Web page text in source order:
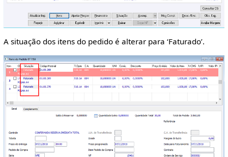
A situação dos itens do pedido é alterar para ‘Faturado’.